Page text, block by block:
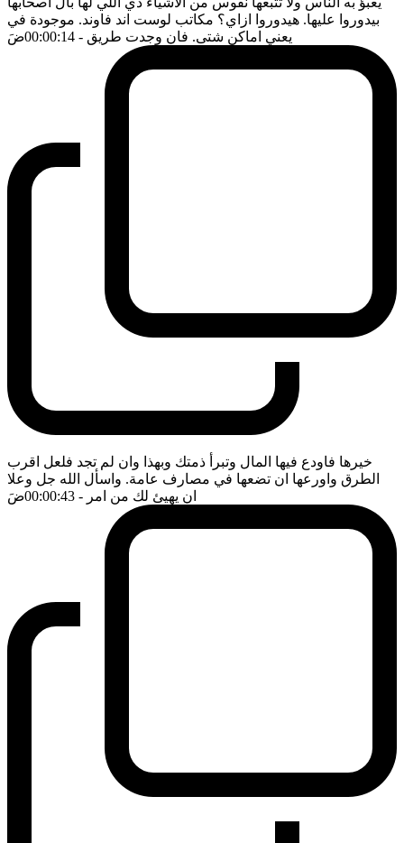
بيدوروا عليها. هيدوروا ازاي؟ مكاتب لوست اند فاوند. موجودة في
يعني اماكن شتى. فان وجدت طريق - 00:00:14 ضَ
خيرها فاودع فيها المال وتبرأ ذمتك وبهذا وان لم تجد فلعل اقرب
الطرق واورعها ان تضعها في مصارف عامة. واسأل الله جل وعلا
ان يهيئ لك من امر - 00:00:43 ضَ